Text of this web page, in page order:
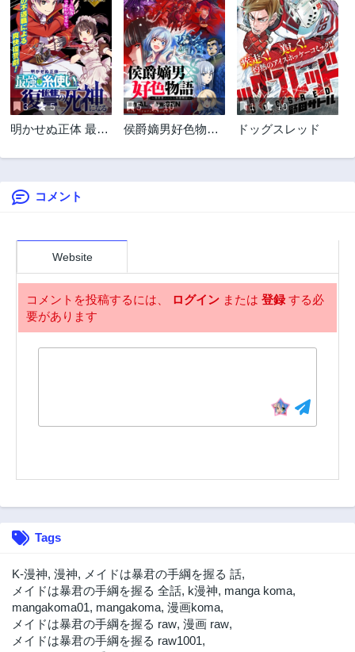
3年前 3年前
15話
3年前
14話
3年前
13話
3年前
12話
3年前
11話
3年前
10話
3年前
9話 8話
7話
5話
3年前 3年前
1話
3 5
明かせぬ正体 最強
死神になる
5 10
侯爵嫡男好色物語
英雄戦記～
1 10
ドッグスレッド
コメント
Website
コメントを投稿するには、 ログイン または 登録する必
要があります
Tags
K-漫神, 漫神, メイドは暴君の手綱を握る 話,
メイドは暴君の手綱を握る 全話, k漫神, manga koma,
mangakoma01, mangakoma, 漫画koma,
メイドは暴君の手綱を握る raw, 漫画 raw,
メイドは暴君の手綱を握る raw1001,